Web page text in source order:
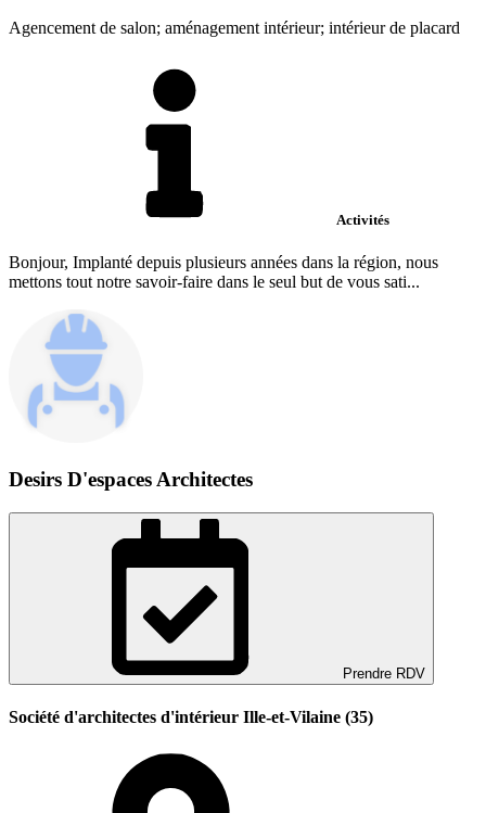
Agencement de salon; aménagement intérieur; intérieur de placard
Activités
Bonjour, Implanté depuis plusieurs années dans la région, nous
mettons tout notre savoir-faire dans le seul but de vous sati...
Desirs D'espaces Architectes
Prendre RDV
Société d'architectes d'intérieur Ille-et-Vilaine (35)